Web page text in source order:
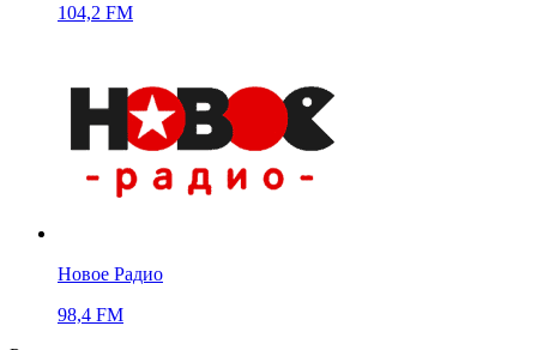
104,2 FM
Новое Радио
98,4 FM